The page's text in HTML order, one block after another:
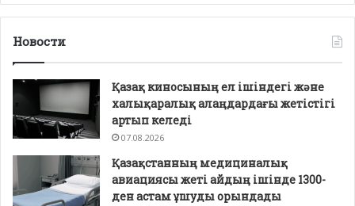
Новости
Қазақ киносының ел ішіндегі және
халықаралық алаңдардағы жетістігі
артып келеді
07.08.2026
Қазақстанның медициналық
авиациясы жеті айдың ішінде 1300-
ден астам ұшуды орындады